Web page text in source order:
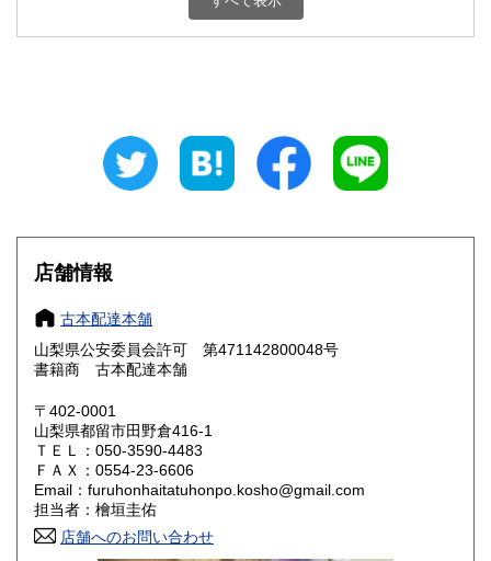
800円 三重県
大阪府
奈良県
鳥取県 800円 島根県
岡山県
山口県 800円
香川県 800円 愛媛県
高知県 800円
店舗情報
古本配達本舗
山梨県公安委員会許可 第471142800048号
書籍商 古本配達本舗
〒402-0001
山梨県都留市田野倉416-1
ＴＥＬ：050-3590-4483
ＦＡＸ：0554-23-6606
Email：furuhonhaitatuhonpo.kosho@gmail.com
担当者：檜垣圭佑
店舗へのお問い合わせ